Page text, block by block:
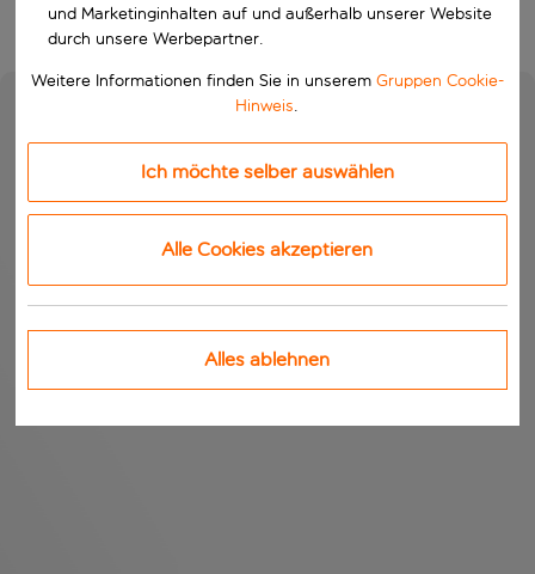
und Marketinginhalten auf und außerhalb unserer Website
durch unsere Werbepartner.
Weitere Informationen finden Sie in unserem Gruppen Cookie-
Hinweis.
Ich möchte selber auswählen
Alle Cookies akzeptieren
Alles ablehnen